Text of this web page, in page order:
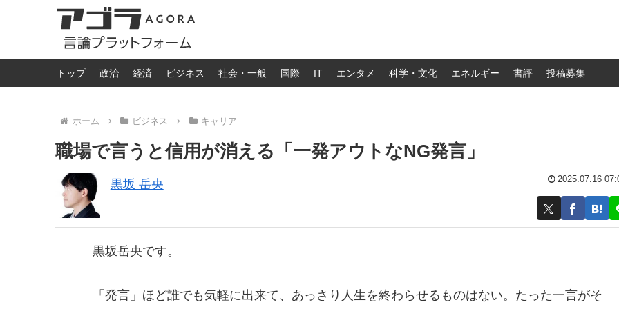
トップ 政治 経済 ビジネス 社会・一般 国際 IT エンタメ 科学・文化 エネルギー 書評 投稿募集
ホーム ビジネス キャリア
職場で言うと信用が消える「一発アウトなNG発言」
黒坂 岳央 2025.07.16
黒坂岳央です。
「発言」ほど誰でも気軽に出来て、あっさり人生を終わらせるものはない。たった一言がそ